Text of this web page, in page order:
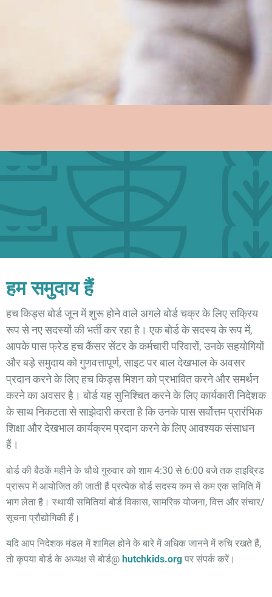
हम समुदाय हैं
हच किड्स बोर्ड जून में शुरू होने वाले अगले बोर्ड चक्र के लिए सक्रिय
रूप से नए सदस्यों की भर्ती कर रहा है। एक बोर्ड के सदस्य के रूप में,
आपके पास फ्रेड हच कैंसर सेंटर के कर्मचारी परिवारों, उनके सहयोगियों
और बड़े समुदाय को गुणवत्तापूर्ण, साइट पर बाल देखभाल के अवसर
प्रदान करने के लिए हच किड्स मिशन को प्रभावित करने और समर्थन
करने का अवसर है। बोर्ड यह सुनिश्चित करने के लिए कार्यकारी निदेशक
के साथ निकटता से साझेदारी करता है कि उनके पास सर्वोत्तम प्रारंभिक
शिक्षा और देखभाल कार्यक्रम प्रदान करने के लिए आवश्यक संसाधन
हैं।
बोर्ड की बैठकें महीने के चौथे गुरुवार को शाम 4:30 से 6:00 बजे तक हाइब्रिड
प्रारूप में आयोजित की जाती हैं प्रत्येक बोर्ड सदस्य कम से कम एक समिति में
भाग लेता है। स्थायी समितियां बोर्ड विकास, सामरिक योजना, वित्त और संचार/
सूचना प्रौद्योगिकी हैं।
यदि आप निदेशक मंडल में शामिल होने के बारे में अधिक जानने में रुचि रखते हैं,
तो कृपया बोर्ड के अध्यक्ष से बोर्ड@ hutchkids.org पर संपर्क करें।